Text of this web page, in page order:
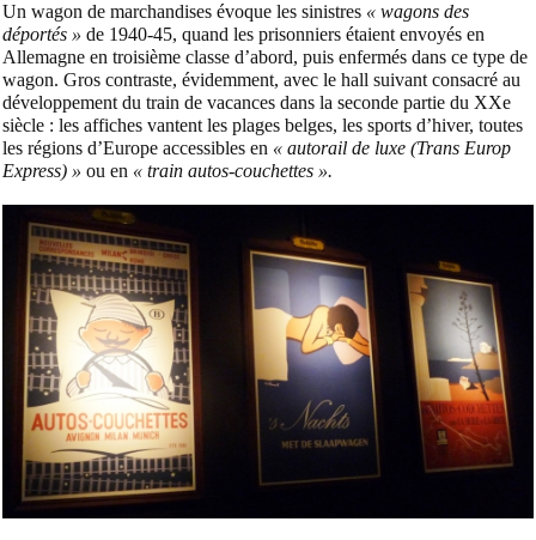
Un wagon de marchandises évoque les sinistres « wagons des
déportés » de 1940-45, quand les prisonniers étaient envoyés en
Allemagne en troisième classe d’abord, puis enfermés dans ce type de
wagon. Gros contraste, évidemment, avec le hall suivant consacré au
développement du train de vacances dans la seconde partie du XXe
siècle : les affiches vantent les plages belges, les sports d’hiver, toutes
les régions d’Europe accessibles en « autorail de luxe (Trans Europ
Express) » ou en « train autos-couchettes ».